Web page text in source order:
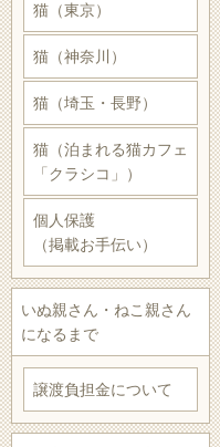
猫（東京）
猫（神奈川）
猫（埼玉・長野）
猫（泊まれる猫カフェ
「クラシコ」）
個人保護
（掲載お手伝い）
いぬ親さん・ねこ親さん
になるまで
譲渡負担金について